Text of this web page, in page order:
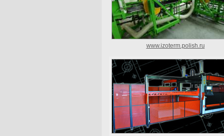
www.izoterm.polish.ru